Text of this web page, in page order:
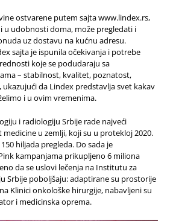
ostvarene putem sajta www.lindex.rs,
u udobnosti doma, može pregledati i
uz dostavu na kućnu adresu.
sajta je ispunila očekivanja i potrebe
koje se podudaraju sa
– stabilnost, kvalitet, poznatost,
da Lindex predstavlja svet kakav
i u ovim vremenima.
i radiologiju Srbije rade najveći
u zemlji, koji su u protekloj 2020.
hiljada pregleda. Do sada je
kampanjama prikupljeno 6 miliona
da se uslovi lečenja na Institutu za
Srbije poboljšaju: adaptirane su prostorije
Klinici onkološke hirurgije, nabavljeni su
i medicinska oprema.